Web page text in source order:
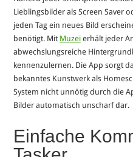
Lieblingsbilder als Screen Saver
jeden Tag ein neues Bild
benötigt. Mit Muzei erhält jeder
abwechslungsreiche
kennenzulernen. Die App sorgt
bekanntes Kunstwerk als
System nicht unnötig durch die
Bilder automatisch unscharf dar.
Einfache